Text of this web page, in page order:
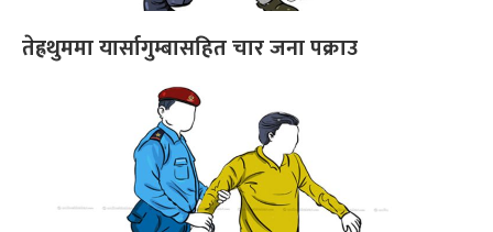
तेह्रथुममा यार्सागुम्बासहित चार जना पक्राउ